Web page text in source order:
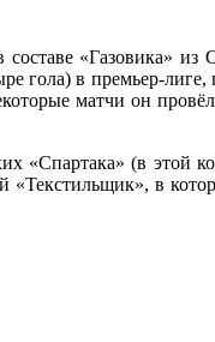
«Газовика»
гола) в премьер-
матчи он
«Спартака» (в этой
в